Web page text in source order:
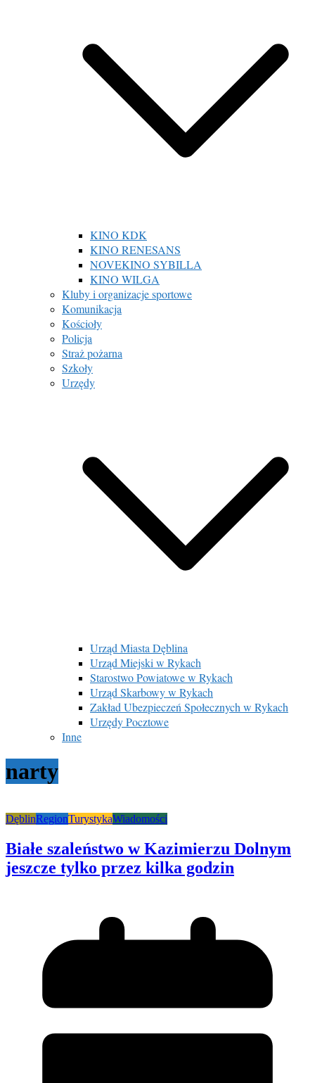
KINO KDK
KINO RENESANS
NOVEKINO SYBILLA
KINO WILGA
Kluby i organizacje sportowe
Komunikacja
Kościoły
Policja
Straż pożarna
Szkoły
Urzędy
Urząd Miasta Dęblina
Urząd Miejski w Rykach
Starostwo Powiatowe w Rykach
Urząd Skarbowy w Rykach
Zakład Ubezpieczeń Społecznych w Rykach
Urzędy Pocztowe
Inne
narty
DęblinRegionTurystykaWiadomości
Białe szaleństwo w Kazimierzu Dolnym
jeszcze tylko przez kilka godzin